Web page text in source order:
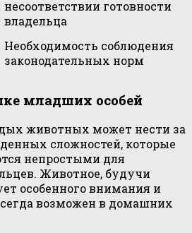
несоответствии готовности
владельца
Необходимость соблюдения
законодательных норм
младших особей
животных может нести за
сложностей, которые
непростыми для
Животное, будучи
особенного внимания и
возможен в домашних